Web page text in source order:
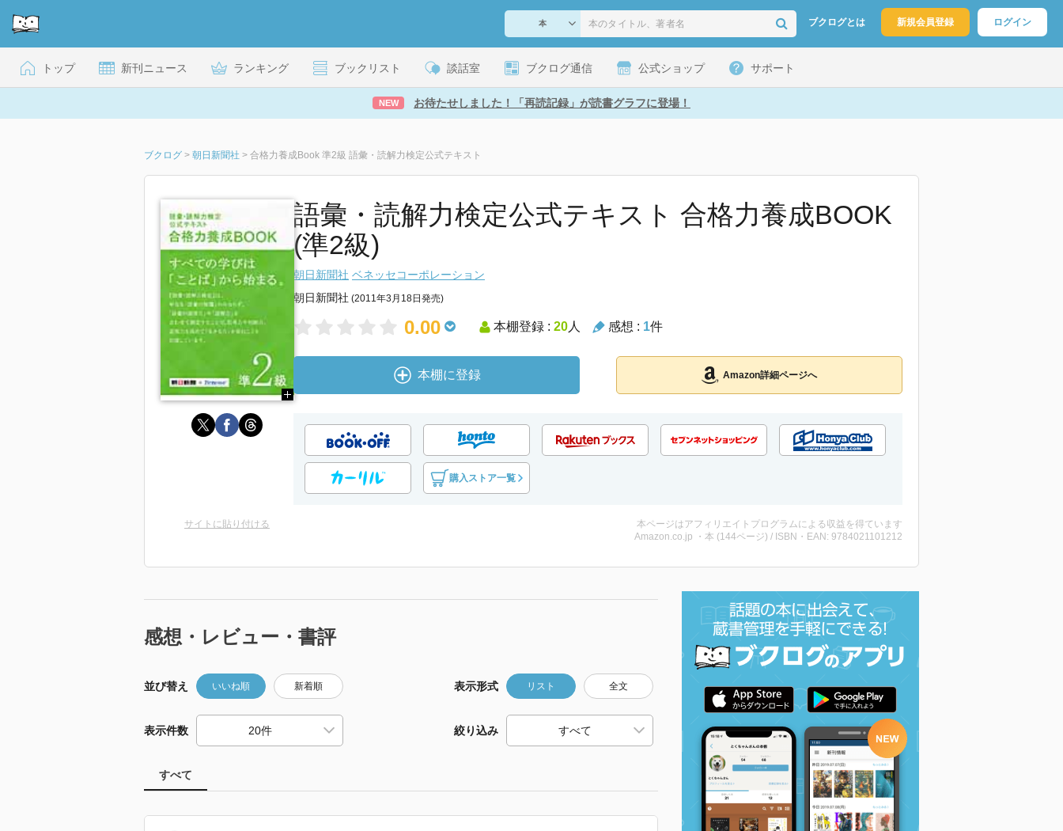
ブクログとは 新規会員登録 ログイン
トップ 新刊ニュース ランキング ブックリスト 談話室 ブクログ通信 公式ショップ サポート
NEW お待たせしました！「再読記録」が読書グラフに登場！
ブクログ > 朝日新聞社 > 合格力養成Book 準2級 語彙・読解力検定公式テキスト
語彙・読解力検定公式テキスト 合格力養成BOOK
(準2級)
朝日新聞社 ベネッセコーポレーション
朝日新聞社 (2011年3月18日発売)
0.00 本棚登録 : 20人 感想 : 1件
本棚に登録 Amazon詳細ページへ
購入ストア一覧
サイトに貼り付ける
本ページはアフィリエイトプログラムによる収益を得ています
Amazon.co.jp ・本 (144ページ) / ISBN・EAN: 9784021101212
感想・レビュー・書評
並び替え いいね順 新着順 表示形式 リスト 全文
表示件数 絞り込み
すべて